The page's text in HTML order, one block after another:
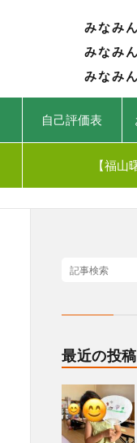
みなみ
みなみ
みなみ
自己評価表
【福
最近の投稿